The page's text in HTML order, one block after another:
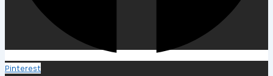
Pinterest